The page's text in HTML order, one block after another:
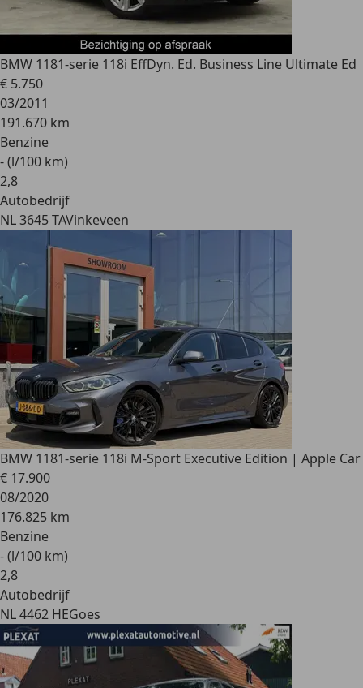
BMW 1181-serie 118i EffDyn. Ed. Business Line Ultimate Ed
€ 5.750
03/2011
191.670 km
Benzine
- (l/100 km)
2,8
Autobedrijf
NL 3645 TAVinkeveen
BMW 1181-serie 118i M-Sport Executive Edition | Apple Car
€ 17.900
08/2020
176.825 km
Benzine
- (l/100 km)
2,8
Autobedrijf
NL 4462 HEGoes